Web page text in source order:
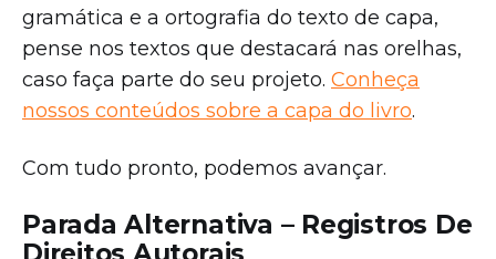
gramática e a ortografia do texto de capa,
pense nos textos que destacará nas orelhas,
caso faça parte do seu projeto. Conheça
nossos conteúdos sobre a capa do livro.
Com tudo pronto, podemos avançar.
Parada Alternativa – Registros De